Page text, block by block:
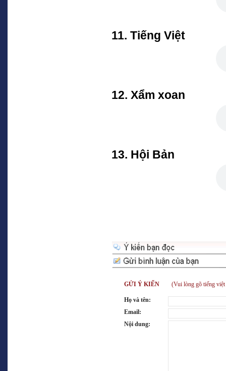
11. Tiếng Việt
12. Xẩm xoan
13. Hội Bản
GỬI Ý KIẾN (Vui lòng gõ tiếng việt
Họ và tên:
Email:
Nội dung: